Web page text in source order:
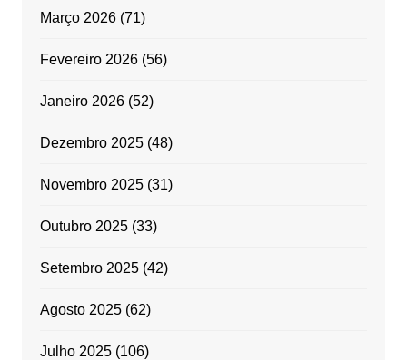
Março 2026(71)
Fevereiro 2026(56)
Janeiro 2026(52)
Dezembro 2025(48)
Novembro 2025(31)
Outubro 2025(33)
Setembro 2025(42)
Agosto 2025(62)
Julho 2025(106)